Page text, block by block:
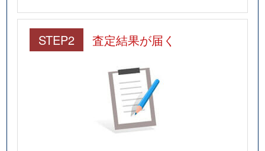
STEP2 査定結果が届く